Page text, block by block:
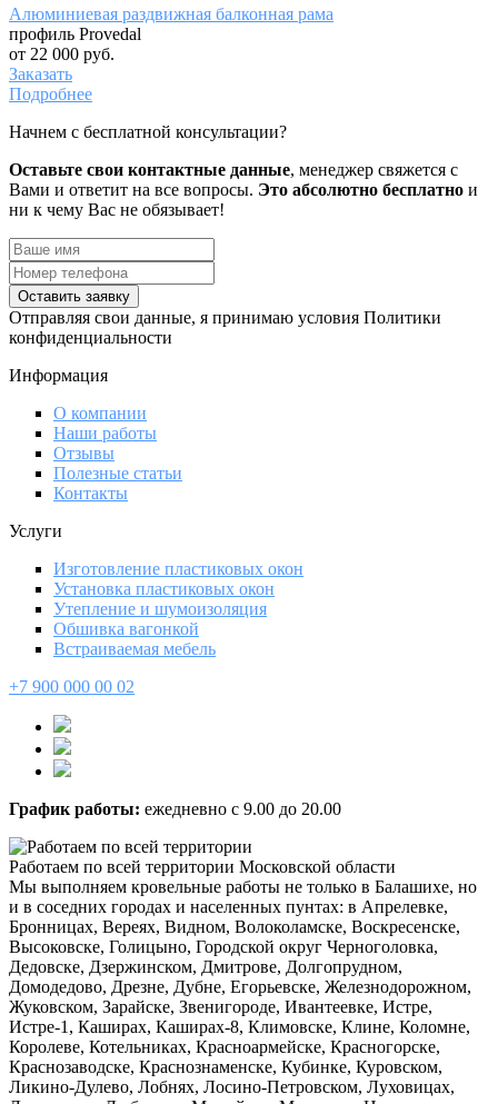
Алюминиевая раздвижная балконная рама
профиль Provedal
от 22 000 руб.
Заказать
Подробнее
Начнем с бесплатной консультации?
Оставьте свои контактные данные, менеджер свяжется с
Вами и ответит на все вопросы. Это абсолютно бесплатно и
ни к чему Вас не обязывает!
Оставить заявку
Отправляя свои данные, я принимаю условия Политики
конфиденциальности
Информация
О компании
Наши работы
Отзывы
Полезные статьи
Контакты
Услуги
Изготовление пластиковых окон
Установка пластиковых окон
Утепление и шумоизоляция
Обшивка вагонкой
Встраиваемая мебель
+7 900 000 00 02
График работы: ежедневно с 9.00 до 20.00
Работаем по всей территории Московской области
Мы выполняем кровельные работы не только в Балашихе, но
и в соседних городах и населенных пунтах: в Апрелевке,
Бронницах, Вереях, Видном, Волоколамске, Воскресенске,
Высоковске, Голицыно, Городской округ Черноголовка,
Дедовске, Дзержинском, Дмитрове, Долгопрудном,
Домодедово, Дрезне, Дубне, Егорьевске, Железнодорожном,
Жуковском, Зарайске, Звенигороде, Ивантеевке, Истре,
Истре-1, Каширах, Каширах-8, Климовске, Клине, Коломне,
Королеве, Котельниках, Красноармейске, Красногорске,
Краснозаводске, Краснознаменске, Кубинке, Куровском,
Ликино-Дулево, Лобнях, Лосино-Петровском, Луховицах,